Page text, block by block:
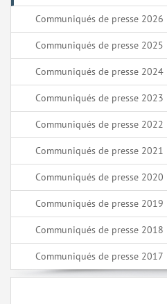
Communiqués de presse 2026
Communiqués de presse 2025
Communiqués de presse 2024
Communiqués de presse 2023
Communiqués de presse 2022
Communiqués de presse 2021
Communiqués de presse 2020
Communiqués de presse 2019
Communiqués de presse 2018
Communiqués de presse 2017